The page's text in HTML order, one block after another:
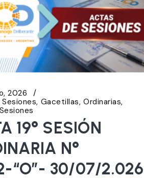
2026
Gacetillas Ordinarias
Sesiones
19° SESIÓN
N°
“O”- 30/07/2.026